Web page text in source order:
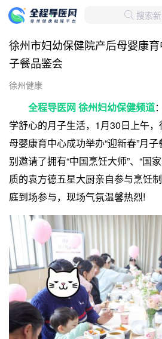
 搜索
徐州市妇幼保健院产后母婴康育
子餐品鉴会
徐州健康
全程导医网 徐州妇幼保健频道
学舒心的月子生活，1月30日上午
母婴康育中心成功举办“迎新春”月
别邀请了拥有“中国烹饪大师”、“国
质的袁方德五星大厨亲自参与烹饪
庭到场参与，现场气氛温馨热烈!